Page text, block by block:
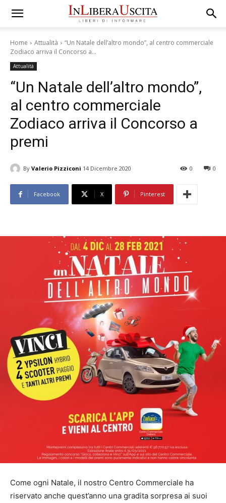
Home Attualità
“Un Natale dell’altro mondo”, al centro commerciale
Zodiaco arriva il Concorso a...
Attualità
“Un Natale dell’altro mondo”,
al centro commerciale
Zodiaco arriva il Concorso a
premi
By Valerio Pizziconi 14 Dicembre 2020 0
0
Facebook X Pinterest
Come ogni Natale, il nostro Centro Commerciale ha
riservato anche quest’anno una gradita sorpresa ai suoi